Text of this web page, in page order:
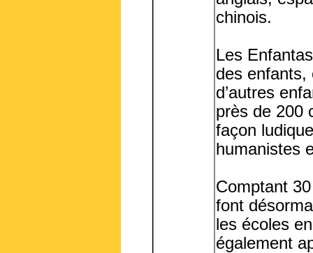
chinois.
Les
des enfants,
d’autres
près de 200
façon
humanistes
Comptant
font
les écoles
également